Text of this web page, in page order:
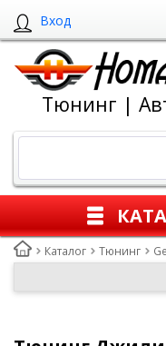
Вход
Тюнинг |
Каталог Тюнинг